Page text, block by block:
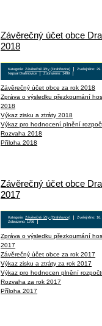
Závěrečný účet obce
2018
Kategorie:Závěrečné účty (Drahňovice)
Zveřejněno:
Napsal Drahnovice
Zobrazeno: 1499
Závěrečný účet obce za rok 2018
Zpráva o výsledku přezkoumání
2018
Výkaz zisku a ztráty 2018
Výkaz pro hodnocení plnění
Rozvaha 2018
Příloha 2018
Závěrečný účet obce
2017
Kategorie:Závěrečné účty (Drahňovice) Zveřejněno:
Zobrazeno: 1796
Zpráva o výsledku přezkoumání
2017
Závěrečný účet obce za rok 2017
Výkaz zisku a ztráty za rok 2017
Výkaz pro hodnocen plnění
Rozvaha za rok 2017
Příloha 2017